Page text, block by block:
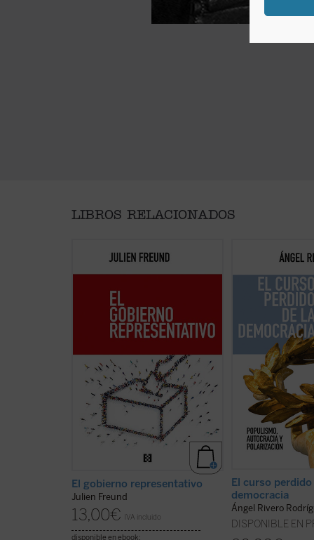
LIBROS RELACIONADOS
En estos tres artículos, que
junto a una teoría general de la
representación política, una
relectura del problema
permanente de la clasificación de
particularmente el tratamiento de
la cuestión de las causas de la
corrupción ...(ver ficha)
El gobierno representativo
Julien Freund
13,00€ IVA incluido
disponible en ebook:
Apelando a una
raíces en la
y en figuras como
Mariana, Rivero
agudeza cómo el
constitucional de
fracturado por la
llamada «nueva
sustituido el
(ver ficha)
El curso perdido
democracia
Ángel Rivero
DISPONIBLE EN